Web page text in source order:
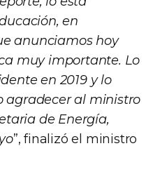
en
anunciamos hoy
muy importante. Lo
en 2019 y lo
agradecer al ministro
de Energía,
”, finalizó el ministro